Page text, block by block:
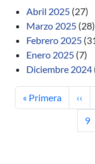
Abril 2025 (27)
Marzo 2025 (28)
Febrero 2025
Enero 2025 (7)
Diciembre 2024
Primera página
« Primera ‹‹
9